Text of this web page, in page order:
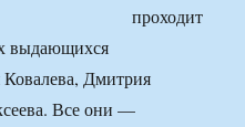
проходит
выдающихся
Дмитрия
Все они —